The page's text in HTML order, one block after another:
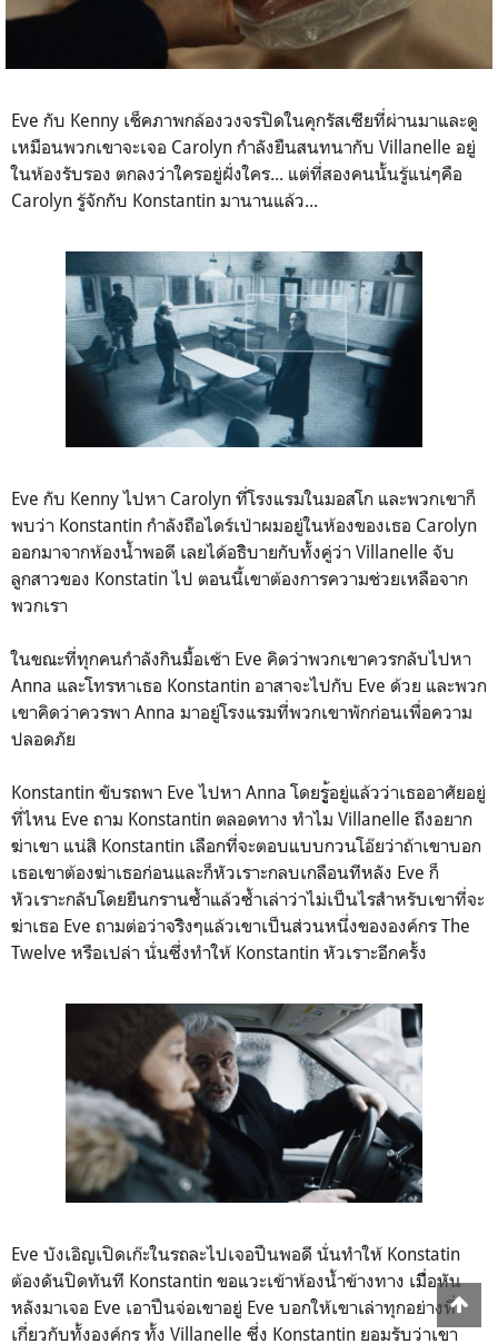
Eve กับ Kenny เช็คภาพกล้องวงจรปิดในคุกรัสเซียที่ผ่านมาและดู
เหมือนพวกเขาจะเจอ Carolyn กำลังยืนสนทนากับ Villanelle อยู่
ในห้องรับรอง ตกลงว่าใครอยู่ฝั่งใคร... แต่ที่สองคนนั้นรู้แน่ๆคือ
Carolyn รู้จักกับ Konstantin มานานแล้ว...
Eve กับ Kenny ไปหา Carolyn ที่โรงแรมในมอสโก และพวกเขาก็
พบว่า Konstantin กำลังถือไดร์เป่าผมอยู่ในห้องของเธอ Carolyn
ออกมาจากห้องน้ำพอดี เลยได้อธิิบายกับทั้งคู่ว่า Villanelle จับ
ลูกสาวของ Konstatin ไป ตอนนี้เขาต้องการความช่วยเหลือจาก
พวกเรา
ในขณะที่ทุกคนกำลังกินมื้อเช้า Eve คิดว่าพวกเขาควรกลับไปหา
Anna และโทรหาเธอ Konstantin อาสาจะไปกับ Eve ด้วย และพวก
เขาคิดว่าควรพา Anna มาอยู่โรงแรมที่พวกเขาพักก่อนเพื่อความ
ปลอดภัย
Konstantin ขับรถพา Eve ไปหา Anna โดยรูู้อยู่แล้วว่าเธออาศัยอยู่
ที่ไหน Eve ถาม Konstantin ตลอดทาง ทำไม Villanelle ถึงอยาก
ฆ่าเขา แน่สิ Konstantin เลือกที่จะตอบแบบกวนโอ๊ยว่าถ้าเขาบอก
เธอเขาต้องฆ่าเธอก่อนและก็หัวเราะกลบเกลือนทีหลัง Eve ก็
หัวเราะกลับโดยยืนกรานซ้ำแล้วซ้ำเล่าว่าไม่เป็นไรสำหรับเขาที่จะ
ฆ่าเธอ Eve ถามต่อว่าจริิงๆแล้วเขาเป็นส่วนหนึ่งขององค์กร The
Twelve หรือเปล่า นั่นซึ่งทำให้ Konstantin หัวเราะอีกครั้ง
Eve บังเอิญเปิดเก๊ะในรถละไปเจอปืนพอดี นั่นทำให้ Konstatin
ต้องดันปิดทันที Konstantin ขอแวะเข้าห้องน้ำข้างทาง เมืื่อหัน
หลังมาเจอ Eve เอาปืนจ่อเขาอยู่ Eve บอกให้เขาเล่าทุกอย่างที่
เกี่ยวกับทั้งองค์กร ทั้ง Villanelle ซึ่ง Konstantin ยอมรับว่าเขา